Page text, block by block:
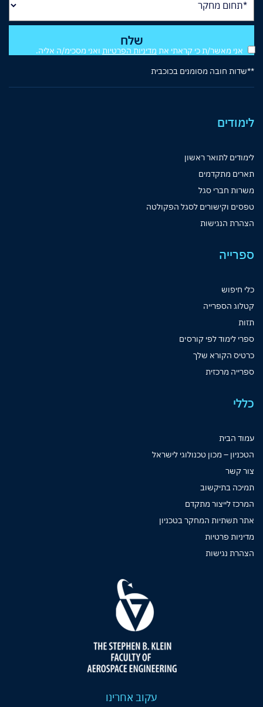
אני מאשר/ת כי קראתי את מדיניות הפרטיות
ואני מסכימ/ה אליה.
**שדות חובה מסומנים בכוכבית
לימודים
לימודים לתואר ראשון
תארים מתקדמים
משרות חברי סגל
טפסים וקישורים לסגל הפקולטה
הצהרת הנגישות
ספרייה
כלי חיפוש
קטלוג הספרייה
תזות
ספרי לימוד לפי קורסים
כרטיס הקורא שלך
ספרייה מרכזית
כללי
עמוד הבית
הטכניון – מכון טכנולוגי לישראל
צור קשר
תמיכה בתיקשוב
המרכז לייצור מתקדם
אתר תשתיות המחקר בטכניון
מדיניות פרטיות
הצהרת נגישות
עקוב אחרינו